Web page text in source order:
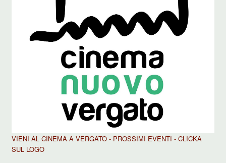
VIENI AL CINEMA A VERGATO - PROSSIMI EVENTI - CLICKA
SUL LOGO